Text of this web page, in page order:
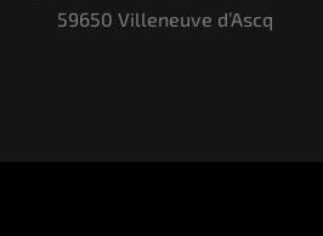
59650 Villeneuve d’Ascq